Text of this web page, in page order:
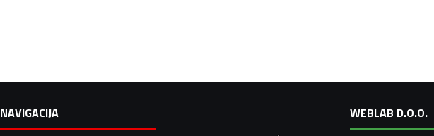
NAVIGACIJA
WEBLAB D.O.O.